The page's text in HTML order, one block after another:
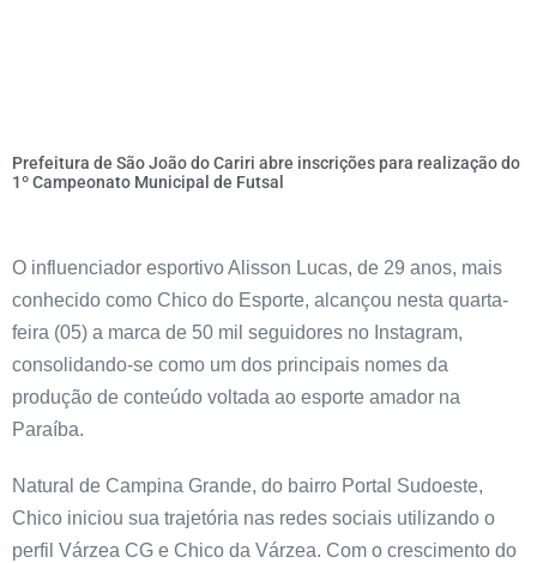
Prefeitura de São João do Cariri abre inscrições para realização do
1º Campeonato Municipal de Futsal
O influenciador esportivo Alisson Lucas, de 29 anos, mais
conhecido como Chico do Esporte, alcançou nesta quarta-
feira (05) a marca de 50 mil seguidores no Instagram,
consolidando-se como um dos principais nomes da
produção de conteúdo voltada ao esporte amador na
Paraíba.
Natural de Campina Grande, do bairro Portal Sudoeste,
Chico iniciou sua trajetória nas redes sociais utilizando o
perfil Várzea CG e Chico da Várzea. Com o crescimento do